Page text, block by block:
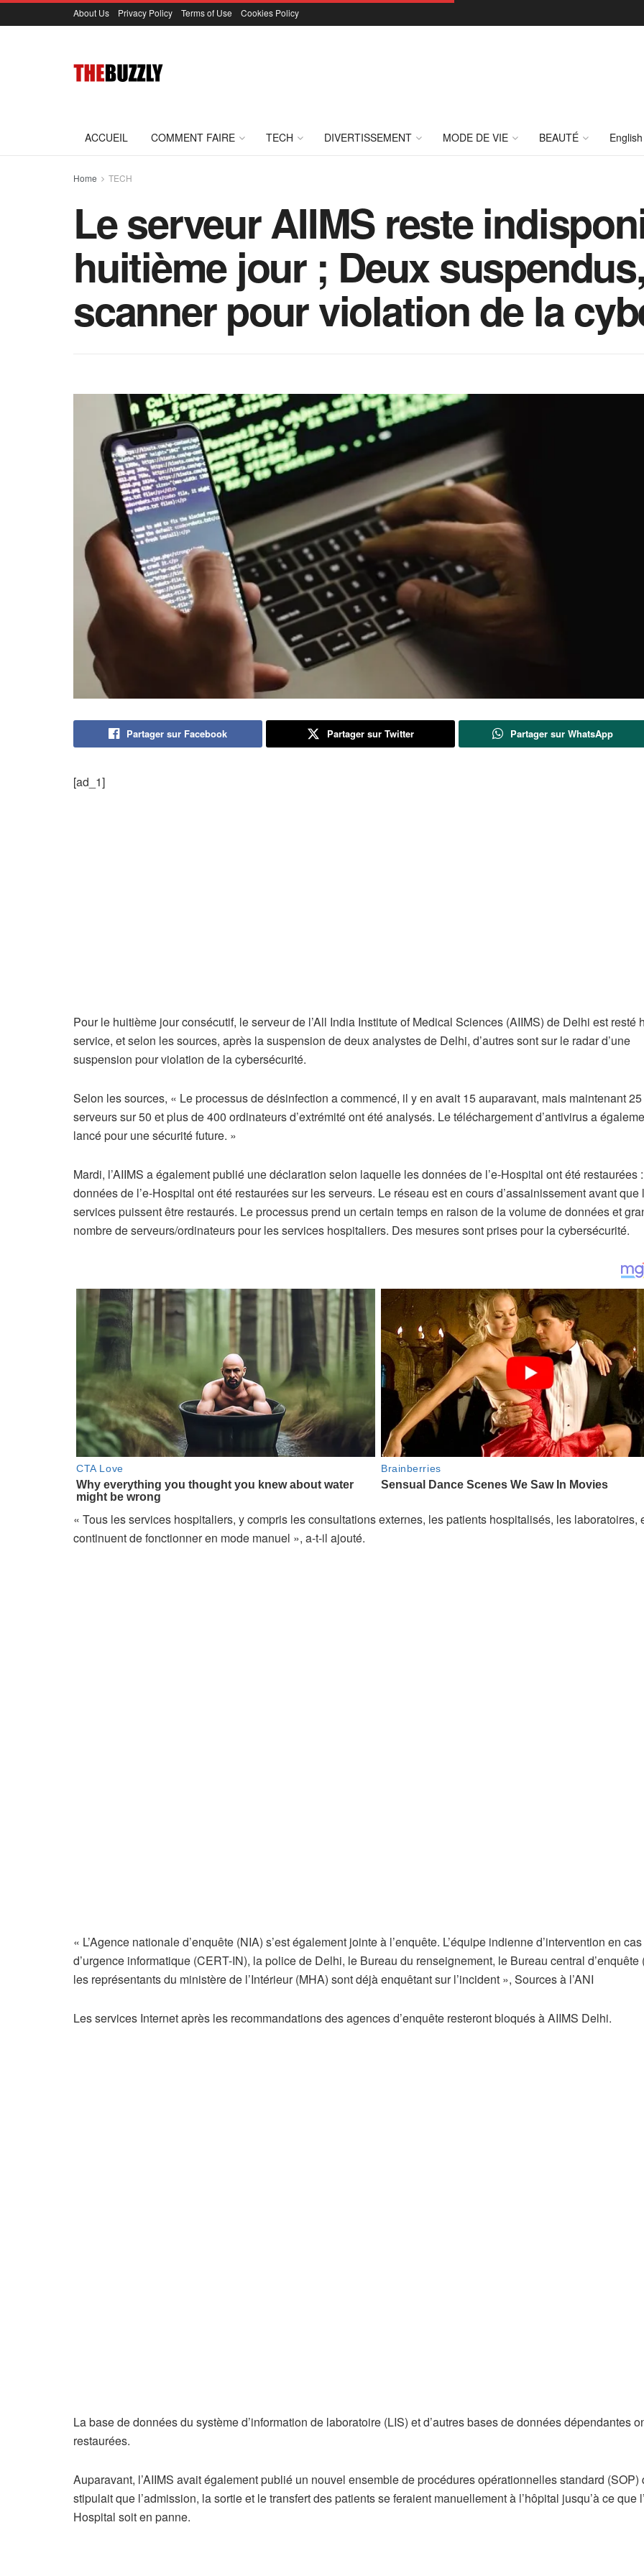
About Us Privacy Policy Terms of Use Cookies Policy
ACCUEIL COMMENT FAIRE TECH DIVERTISSEMENT MODE DE VIE BEAUTÉ
Home TECH
Le serveur AIIMS reste
huitième jour ; Deux
scanner pour violation de la
Partager sur Facebook Partager sur Twitter Partager sur WhatsApp
[ad_1]
Pour le huitième jour consécutif, le serveur de l’All India Institute of Medical Sciences (AIIMS) de Delhi est resté
service, et selon les sources, après la suspension de deux analystes de Delhi, d’autres sont sur le radar d’une
suspension pour violation de la cybersécurité.
Selon les sources, « Le processus de désinfection a commencé, il y en avait 15 auparavant, mais maintenant 25
serveurs sur 50 et plus de 400 ordinateurs d’extrémité ont été analysés. Le téléchargement d’antivirus a
lancé pour une sécurité future. »
Mardi, l’AIIMS a également publié une déclaration selon laquelle les données de l’e-Hospital ont été restaurées
données de l’e-Hospital ont été restaurées sur les serveurs. Le réseau est en cours d’assainissement avant que
services puissent être restaurés. Le processus prend un certain temps en raison de la volume de données et
nombre de serveurs/ordinateurs pour les services hospitaliers. Des mesures sont prises pour la cybersécurité.
« Tous les services hospitaliers, y compris les consultations externes, les patients hospitalisés, les laboratoires,
continuent de fonctionner en mode manuel », a-t-il ajouté.
« L’Agence nationale d’enquête (NIA) s’est également jointe à l’enquête. L’équipe indienne d’intervention en cas
d’urgence informatique (CERT-IN), la police de Delhi, le Bureau du renseignement, le Bureau central d’enquête
les représentants du ministère de l’Intérieur (MHA) sont déjà enquêtant sur l’incident », Sources à l’ANI
Les services Internet après les recommandations des agences d’enquête resteront bloqués à AIIMS Delhi.
La base de données du système d’information de laboratoire (LIS) et d’autres bases de données dépendantes
restaurées.
Auparavant, l’AIIMS avait également publié un nouvel ensemble de procédures opérationnelles standard (SOP)
stipulait que l’admission, la sortie et le transfert des patients se feraient manuellement à l’hôpital jusqu’à ce que
Hospital soit en panne.